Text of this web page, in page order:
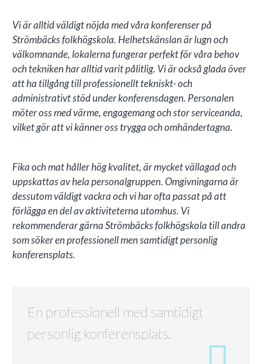
MANEGEN RYMMER UPP
TILL 80 PERSONER
Vi är alltid väldigt nöjda med vårakonferenserpå
Strömbäcks folkhögskola. Helhetskänslan är lugn och
välkomnande, lokalerna fungerar perfekt för våra behov
och tekniken har alltid varit pålitlig. Vi är också glada över
att ha tillgång till professionellt tekniskt- och
administrativt stöd under konferensdagen. Personalen
möter oss med värme, engagemang och stor serviceanda,
vilket gör att vi känner oss trygga och omhändertagna.
Fika och mat håller hög kvalitet, är mycket vällagad och
uppskattas av hela personalgruppen. Omgivningarna är
dessutom väldigt vackra och vi har ofta passat på att
förlägga en del av aktiviteterna utomhus. Vi
rekommenderar gärna Strömbäcks folkhögskola till andra
som söker en professionell men samtidigt personlig
konferensplats.
En professionell med samtidigt
personlig konferensplats.